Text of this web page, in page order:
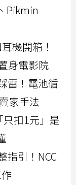
Pikmin
機開箱！
身電影院
雷！電池循
家手法
只扣1元」是
指引！NCC